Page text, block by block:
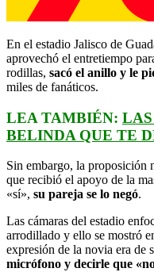
En el estadio Jalisco de
aprovechó el entretiempo
rodillas, sacó el anillo y le
miles de fanáticos.
LEA TAMBIÉN:
BELINDA QUE TE
Sin embargo, la proposición
que recibió el apoyo de la
«sí», su pareja se lo negó.
Las cámaras del estadio
arrodillado y ello se mostró
expresión de la novia era de
micrófono y decirle que